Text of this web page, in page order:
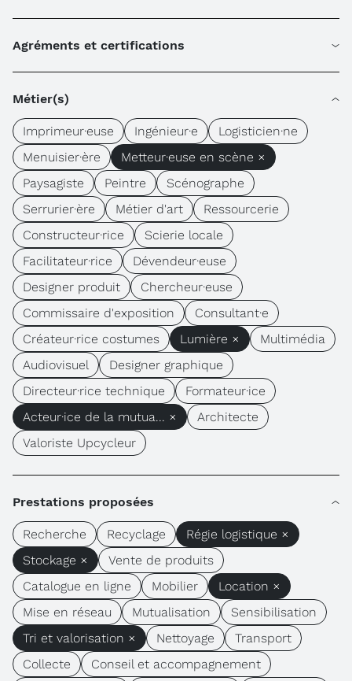
Agréments et certifications
Métier(s)
Imprimeur·euse Ingénieur·e
Logisticien·ne
Menuisier·ère
Metteur·euse en scène ×
Paysagiste
Peintre
Scénographe
Serrurier·ère
Métier d'art
Ressourcerie
Constructeur·rice
Scierie locale
Facilitateur·rice
Dévendeur·euse
Designer produit
Chercheur·euse
Commissaire d'exposition
Consultant·e
Créateur·rice costumes
Lumière ×
Multimédia
Audiovisuel
Designer graphique
Directeur·rice technique
Formateur·ice
Acteur·ice de la mutua... ×
Architecte
Valoriste Upcycleur
Prestations proposées
Recherche Recyclage
Régie logistique ×
Stockage ×
Vente de produits
Catalogue en ligne
Mobilier
Location ×
Mise en réseau
Mutualisation
Sensibilisation
Tri et valorisation ×
Nettoyage
Transport
Collecte
Conseil et accompagnement